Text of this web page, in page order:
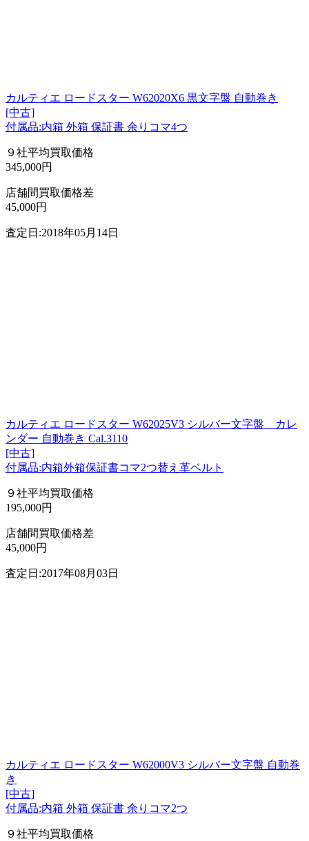
カルティエ ロードスター W62020X6 黒文字盤 自動巻き
[中古]
付属品:内箱 外箱 保証書 余りコマ4つ
９社平均買取価格
345,000円
店舗間買取価格差
45,000円
査定日:2018年05月14日
カルティエ ロードスター W62025V3 シルバー文字盤 カレ
ンダー 自動巻き Cal.3110
[中古]
付属品:内箱外箱保証書コマ2つ替え革ベルト
９社平均買取価格
195,000円
店舗間買取価格差
45,000円
査定日:2017年08月03日
カルティエ ロードスター W62000V3 シルバー文字盤 自動巻
き
[中古]
付属品:内箱 外箱 保証書 余りコマ2つ
９社平均買取価格